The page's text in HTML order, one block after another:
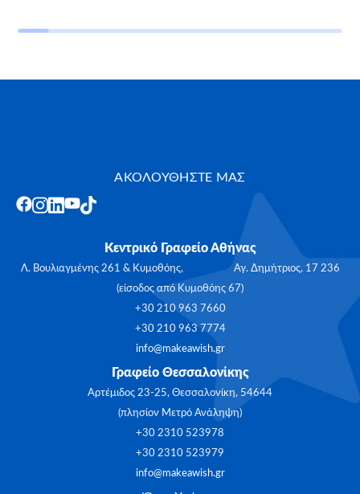
ΑΚΟΛΟΥΘΗΣΤΕ ΜΑΣ
Κεντρικό Γραφείο Αθήνας
Λ. Βουλιαγμένης 261 & Κυμοθόης, Αγ. Δημήτριος, 17 236
(είσοδος από Κυμοθόης 67)
+30 210 963 7660
+30 210 963 7774
info@makeawish.gr
Γραφείο Θεσσαλονίκης
Αρτέμιδος 23-25, Θεσσαλονίκη, 54644
(πλησίον Μετρό Ανάληψη)
+30 2310 523978
+30 2310 523979
info@makeawish.gr